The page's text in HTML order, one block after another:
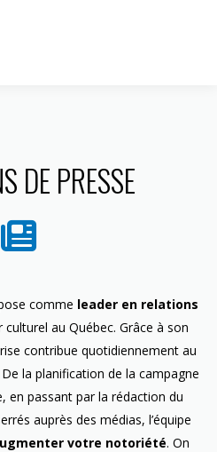
DE PRESSE
comme leader en relations
culturel au Québec. Grâce à son
contribue quotidiennement au
la planification de la campagne
en passant par la rédaction du
auprès des médias, l’équipe
votre notoriété. On